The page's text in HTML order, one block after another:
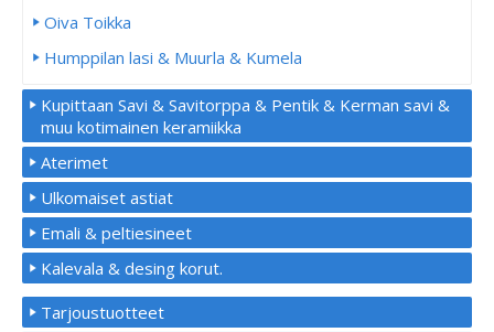
Oiva Toikka
Humppilan lasi & Muurla & Kumela
Kupittaan Savi & Savitorppa & Pentik & Kerman savi &
muu kotimainen keramiikka
Aterimet
Ulkomaiset astiat
Emali & peltiesineet
Kalevala & desing korut.
Tarjoustuotteet